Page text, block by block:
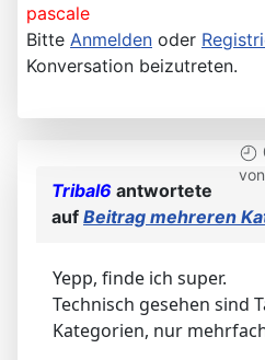
pascale
Bitte Anmelden oder
Konversation beizutreten.
von
Tribal6 antwortete
auf Beitrag mehreren
Yepp, finde ich super.
Technisch gesehen sind
Kategorien, nur